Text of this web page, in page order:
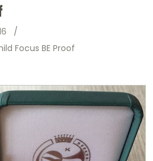
/
Focus BE Proof